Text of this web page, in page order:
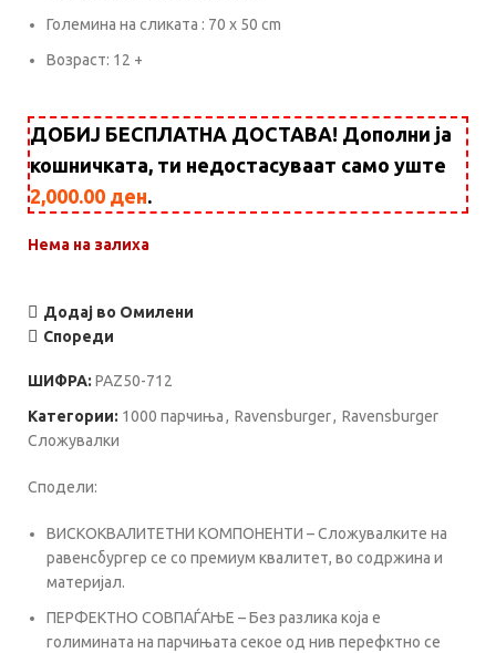
Големина на сликата : 70 x 50 cm
Возраст: 12 +
ДОБИЈ БЕСПЛАТНА ДОСТАВА! Дополни ја
кошничката, ти недостасуваат само уште
2,000.00 ден.
Нема на залиха
Додај во Омилени
Спореди
ШИФРА: PAZ50-712
Категории: 1000 парчиња, Ravensburger, Ravensburger
Сложувалки
Сподели:
ВИСКОКВАЛИТЕТНИ КОМПОНЕНТИ – Сложувалките на
равенсбургер се со премиум квалитет, во содржина и
материјал.
ПЕРФЕКТНО СОВПАЃАЊЕ – Без разлика која е
голимината на парчињата секое од нив перефктно се